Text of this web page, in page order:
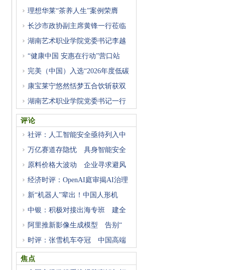
理想华莱“茶养人生”案例荣膺
长沙市政协副主席黄锋一行莅临
湖南艺术职业学院党委书记李越
“健康中国 安惠在行动”营口站
完美（中国）入选“2026年度低碳
康宝莱宁悠然恬梦五合饮斩获双
湖南艺术职业学院党委书记一行
评论
社评：人工智能安全亟待列入中
万亿赛道存隐忧 具身智能安全
原料价格大波动 企业寻求避风
经济时评：OpenAI庭审揭AI治理
新“机器人”辈出！中国人形机
中银：积极对接出海专班 建全
阿里推新影像生成模型 告别“
时评：张雪机车夺冠 中国高端
焦点